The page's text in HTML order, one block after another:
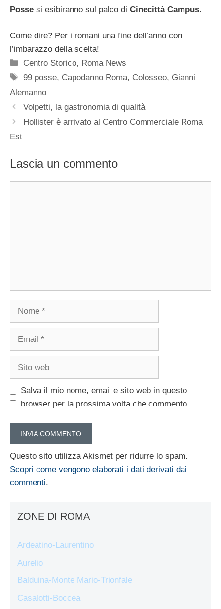
Posse si esibiranno sul palco di Cinecittà Campus.
Come dire? Per i romani una fine dell’anno con
l’imbarazzo della scelta!
Categorie
Centro Storico, Roma News
Tag
99 posse, Capodanno Roma, Colosseo, Gianni
Alemanno
Volpetti, la gastronomia di qualità
Hollister è arrivato al Centro Commerciale Roma
Est
Lascia un commento
Nome
Email
Sito
Salva il mio nome, email e sito web in questo
browser per la prossima volta che commento.
Questo sito utilizza Akismet per ridurre lo spam.
Scopri come vengono elaborati i dati derivati dai
commenti.
ZONE DI ROMA
Ardeatino-Laurentino
Aurelio
Balduina-Monte Mario-Trionfale
Casalotti-Boccea